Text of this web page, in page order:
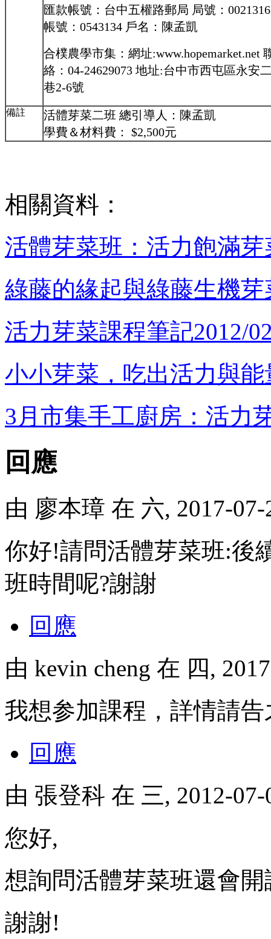
匯款帳號：台中五權路郵局 局號：0021316
帳號：0543134 戶名：陳孟凱
合樸農學市集：網址:www.hopemarket.net
絡：04-24629073 地址:台中市西屯區永安
巷2-6號
備註
活體芽菜二班 總引導人：陳孟凱
學費＆材料費： $2,500元
相關資料：
活體芽菜班：活力飽滿芽
綠藤的緣起與綠藤生機芽
活力芽菜課程筆記2012/
小小芽菜，吃出活力與能
3月市集手工廚房：活力
回應
由 廖本璋 在 六, 2017-
你好!請問活體芽菜班:後
班時間呢?謝謝
回應
由 kevin cheng 在 四,
我想参加課程，詳情請
回應
由 張登科 在 三, 2012-
您好,
想詢問活體芽菜班還會開
謝謝!